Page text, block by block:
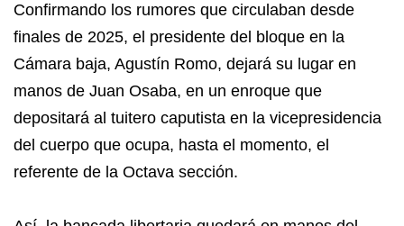
Confirmando los rumores que circulaban desde
finales de 2025, el presidente del bloque en la
Cámara baja, Agustín Romo, dejará su lugar en
manos de Juan Osaba, en un enroque que
depositará al tuitero caputista en la vicepresidencia
del cuerpo que ocupa, hasta el momento, el
referente de la Octava sección.